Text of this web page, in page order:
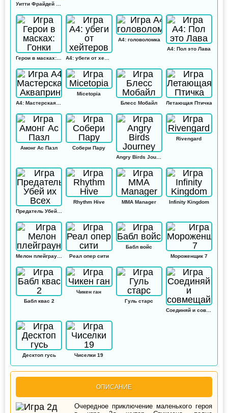
ОПИСАНИЕ
Очередное приключение маленького героя
А4: головоломка
А4: Пол это Лава
Micetopia
Блесс Мобайл
Летающая Птичка
Амонг Ас Пазл
Собери Пару
Angry Birds Journey
Rivengard
Rhythm Hive MMA Manager Infinity Kingdom
Реал опер сити
Бабл войс
Мороженщик 7
Бабл квас 2
Чикен ган
Гуль старс
Соединяй и совмещай
Десктоп гусь Чиселки 19